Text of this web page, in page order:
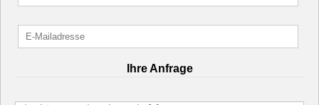
Ihre Anfrage